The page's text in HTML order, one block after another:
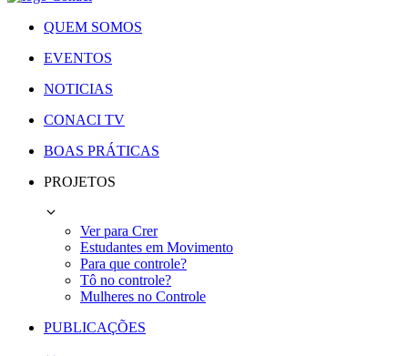
QUEM SOMOS
EVENTOS
NOTICIAS
CONACI TV
BOAS PRÁTICAS
PROJETOS
Ver para Crer
Estudantes em Movimento
Para que controle?
Tô no controle?
Mulheres no Controle
PUBLICAÇÕES